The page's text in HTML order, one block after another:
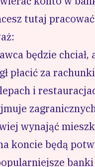
tutaj
będzie chciał,
płacić za
i
wynająć
koncie będą